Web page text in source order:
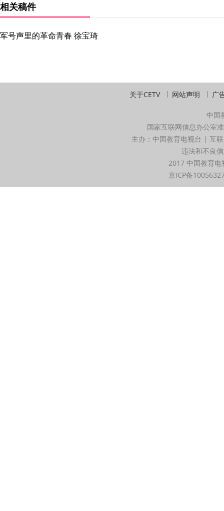
相关稿件
军号声里的革命青春 徐宝琦
关于CETV 网站声明 广
中国
国家互联网信息办公室
主办：中国教育电视台 | 互
违法和不良
2017 中国教育
京ICP备